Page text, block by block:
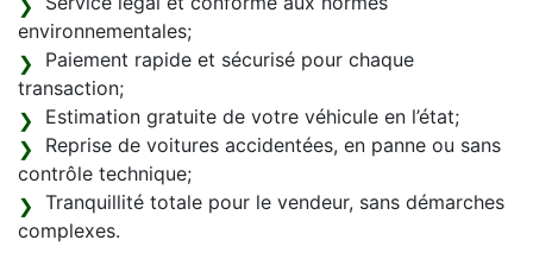
environnementales;
Paiement rapide et sécurisé pour chaque
transaction;
Estimation gratuite de votre véhicule en l’état;
Reprise de voitures accidentées, en panne ou sans
contrôle technique;
Tranquillité totale pour le vendeur, sans démarches
complexes.